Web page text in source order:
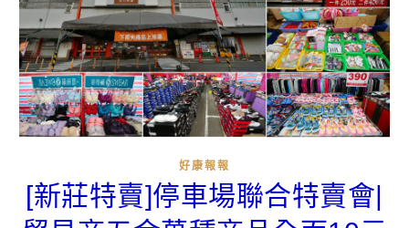
好康報報
[新莊特賣]停車場聯合特賣會|